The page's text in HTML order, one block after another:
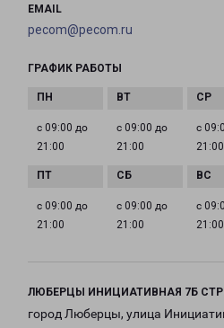
EMAIL
pecom@pecom.ru
ГРАФИК РАБОТЫ
с 09:00 до
21:00
с 09:00 до
21:00
с
21:00
с 09:00 до
21:00
с 09:00 до
21:00
с
21:00
ЛЮБЕРЦЫ ИНИЦИАТИВНАЯ 7Б
город Люберцы, улица